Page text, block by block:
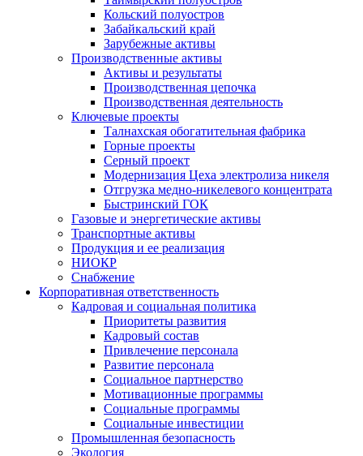
Кольский полуостров
Забайкальский край
Зарубежные активы
Производственные активы
Активы и результаты
Производственная цепочка
Производственная деятельность
Ключевые проекты
Талнахская обогатительная фабрика
Горные проекты
Серный проект
Модернизация Цеха электролиза никеля
Отгрузка медно-никелевого концентрата
Быстринский ГОК
Газовые и энергетические активы
Транспортные активы
Продукция и ее реализация
НИОКР
Снабжение
Корпоративная ответственность
Кадровая и социальная политика
Приоритеты развития
Кадровый состав
Привлечение персонала
Развитие персонала
Социальное партнерство
Мотивационные программы
Социальные программы
Социальные инвестиции
Промышленная безопасность
Экология